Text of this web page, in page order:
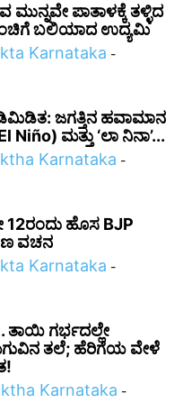
ಪಾತಾಳಕ್ಕೆ ತಳ್ಳಿದ
ಬಲಿಯಾದ ಉದ್ಯಮಿ
Karnataka -
ಜಗತ್ತಿನ ಹವಾಮಾನ
Niño) ಮತ್ತು ‘ಲಾ ನಿನಾ’...
Karnataka -
ಹೊಸ BJP
ವಚನ
Karnataka -
ತಾಯಿ ಗರ್ಭದಲ್ಲೇ
ತಲೆ; ಹೆರಿಗೆಯ ವೇಳೆ
Karnataka -